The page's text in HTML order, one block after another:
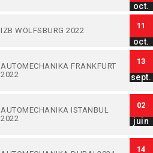
oct.
IZB WOLFSBURG 2022
11
oct.
AUTOMECHANIKA FRANKFURT
2022
13
sept.
AUTOMECHANIKA ISTANBUL
2022
02
juin
14